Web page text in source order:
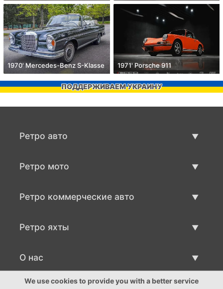
1970' Mercedes-Benz S-Klasse 1971' Porsche 911
ПОДДЕРЖИВАЕМ УКРАИНУ
Ретро авто
Ретро мото
Ретро коммерческие авто
Ретро яхты
Продать ретро яхту
О нас
О нас
We use cookies to provide you with a better service